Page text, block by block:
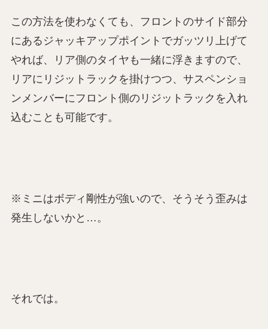
この方法を使わなくても、フロントのサイド部分
にあるジャッキアップポイントでガッツリ上げて
やれば、リア側のタイヤも一緒に浮きますので、
リアにリジットラックを掛けつつ、サスペンショ
ンメンバーにフロント側のリジットラックを入れ
込むことも可能です。
※ミニはボディ剛性が強いので、そうそう歪みは
発生しないかと…。
それでは。